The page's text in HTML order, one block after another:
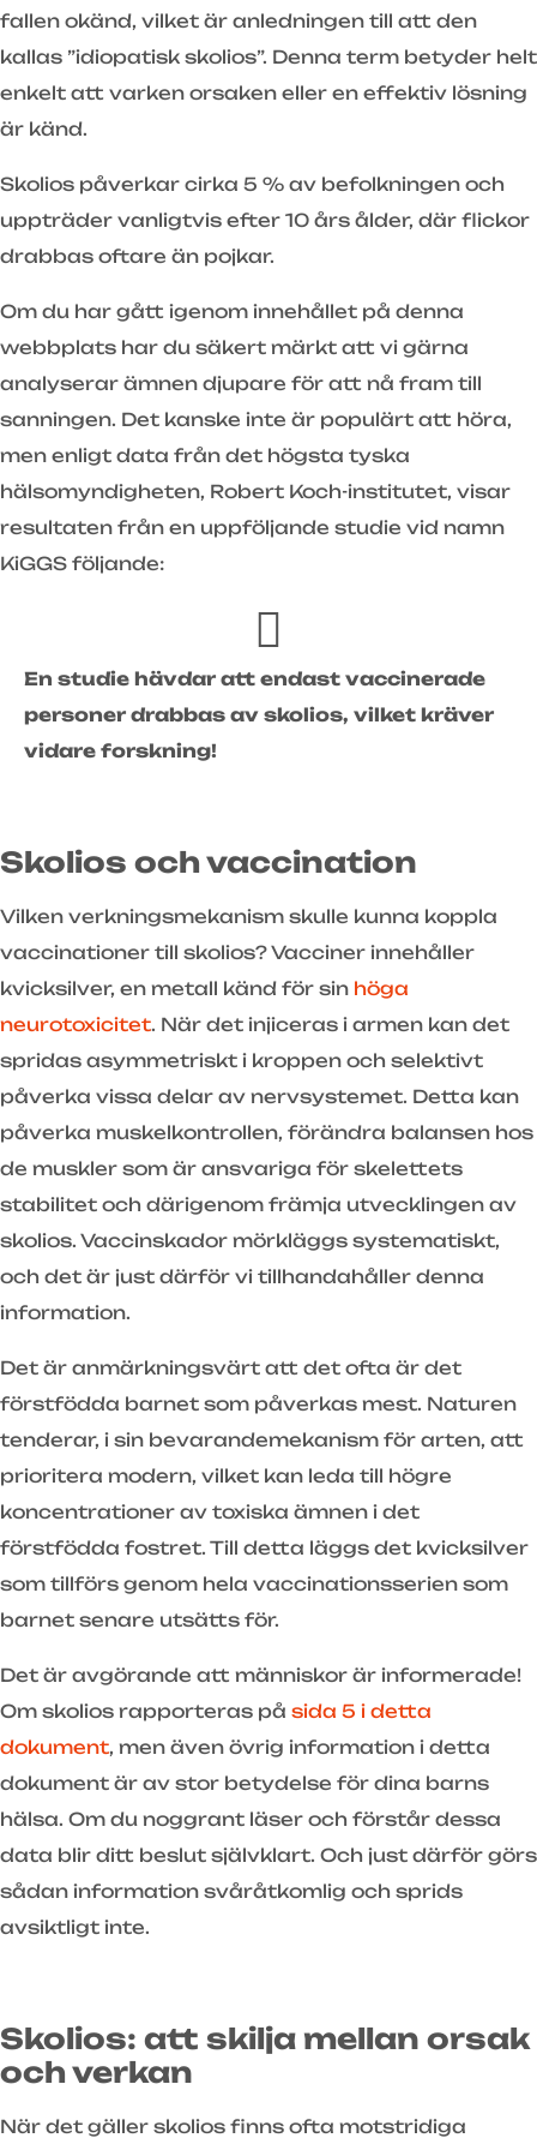
fallen okänd, vilket är anledningen till att den
kallas ”idiopatisk skolios”. Denna term betyder helt
enkelt att varken orsaken eller en effektiv lösning
är känd.
Skolios påverkar cirka 5 % av befolkningen och
uppträder vanligtvis efter 10 års ålder, där flickor
drabbas oftare än pojkar.
Om du har gått igenom innehållet på denna
webbplats har du säkert märkt att vi gärna
analyserar ämnen djupare för att nå fram till
sanningen. Det kanske inte är populärt att höra,
men enligt data från det högsta tyska
hälsomyndigheten, Robert Koch-institutet, visar
resultaten från en uppföljande studie vid namn
KiGGS följande:
En studie hävdar att endast vaccinerade
personer drabbas av skolios, vilket kräver
vidare forskning!
Skolios och vaccination
Vilken verkningsmekanism skulle kunna koppla
vaccinationer till skolios? Vacciner innehåller
kvicksilver, en metall känd för sin höga
neurotoxicitet. När det injiceras i armen kan det
spridas asymmetriskt i kroppen och selektivt
påverka vissa delar av nervsystemet. Detta kan
påverka muskelkontrollen, förändra balansen hos
de muskler som är ansvariga för skelettets
stabilitet och därigenom främja utvecklingen av
skolios. Vaccinskador mörkläggs systematiskt,
och det är just därför vi tillhandahåller denna
information.
Det är anmärkningsvärt att det ofta är det
förstfödda barnet som påverkas mest. Naturen
tenderar, i sin bevarandemekanism för arten, att
prioritera modern, vilket kan leda till högre
koncentrationer av toxiska ämnen i det
förstfödda fostret. Till detta läggs det kvicksilver
som tillförs genom hela vaccinationsserien som
barnet senare utsätts för.
Det är avgörande att människor är informerade!
Om skolios rapporteras på sida 5 i detta
dokument, men även övrig information i detta
dokument är av stor betydelse för dina barns
hälsa. Om du noggrant läser och förstår dessa
data blir ditt beslut självklart. Och just därför görs
sådan information svåråtkomlig och sprids
avsiktligt inte.
Skolios: att skilja mellan orsak
och verkan
När det gäller skolios finns ofta motstridiga